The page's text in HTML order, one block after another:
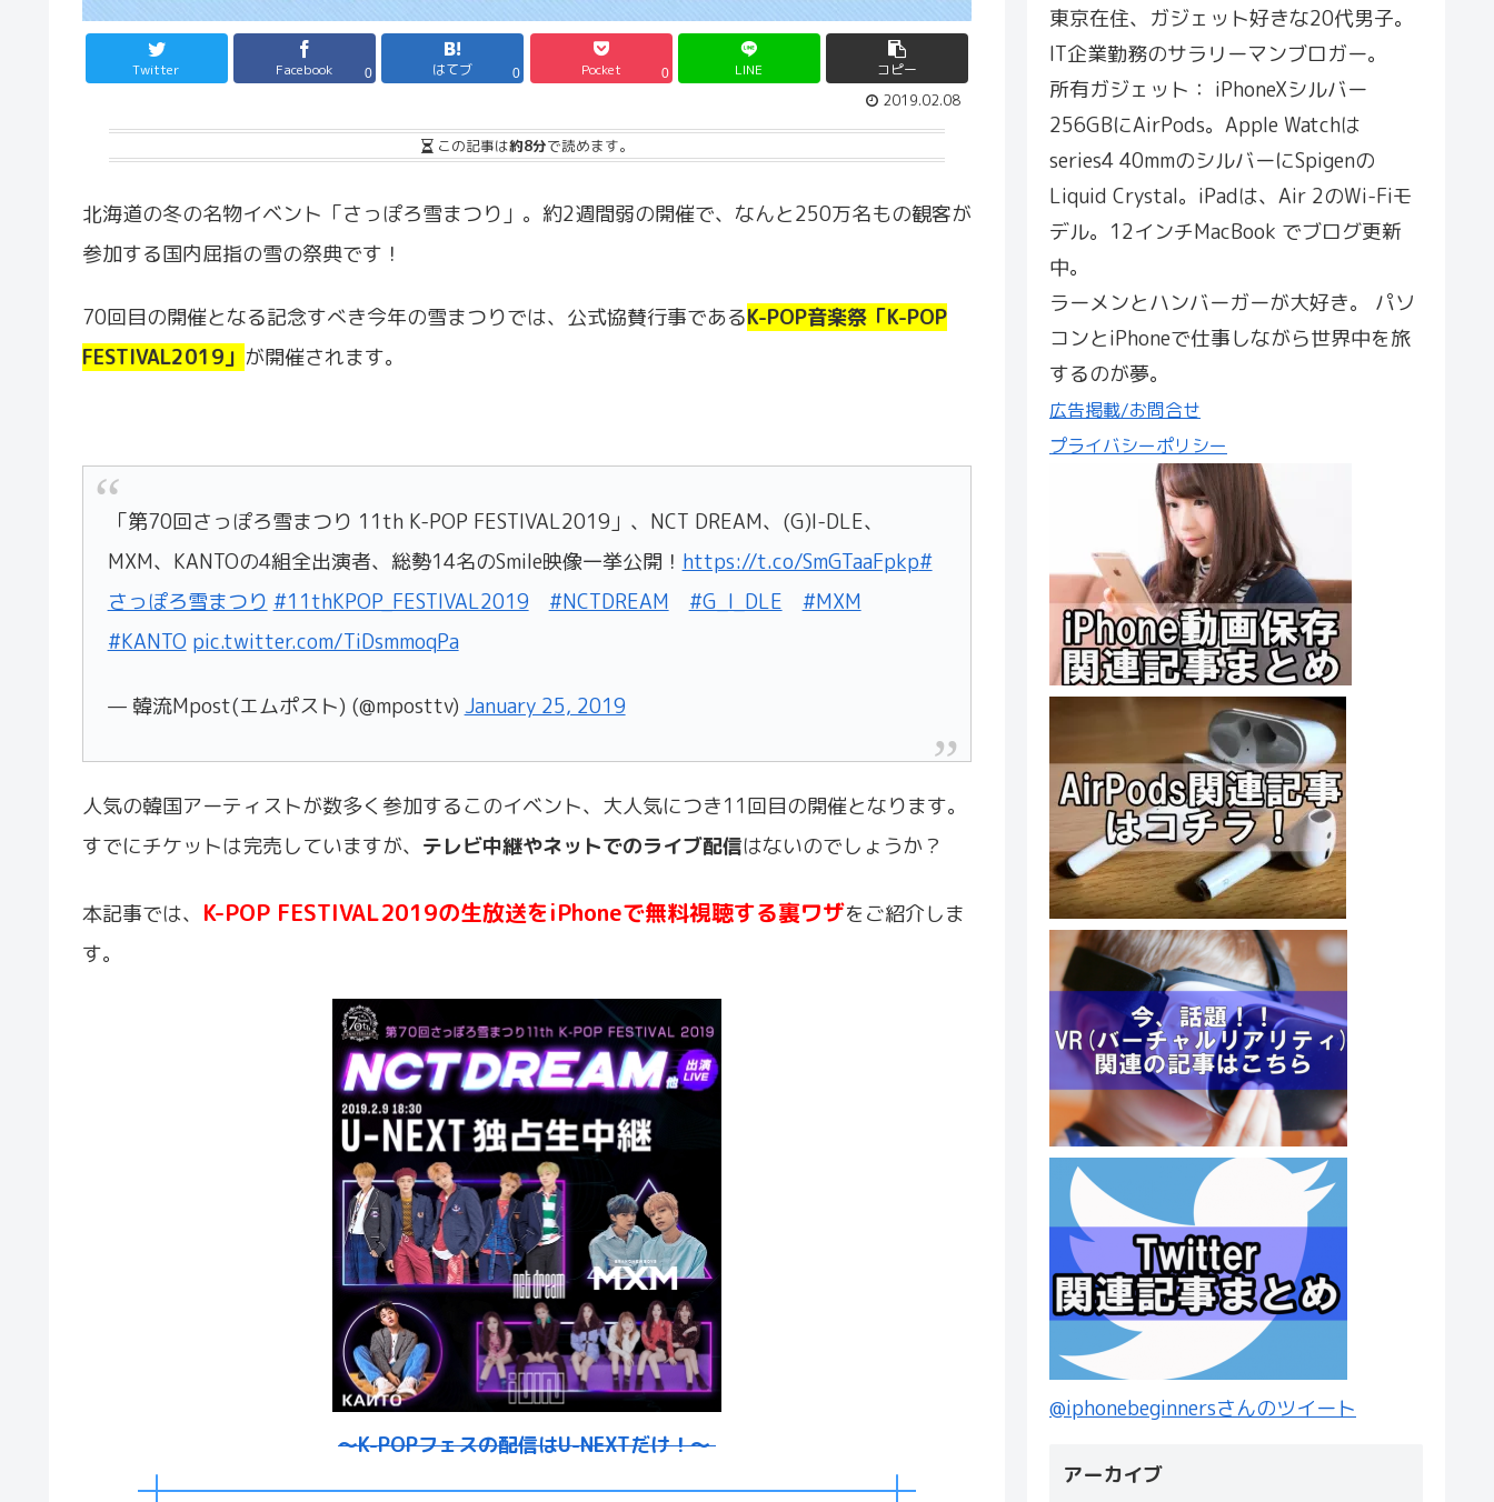
Twitter Facebook 0 はてブ 0 Pocket 0 LINE コピー
2019.02.08
この記事は約8分で読めます。
北海道の冬の名物イベント「さっぽろ雪まつり」。約2週間弱の開催で、なんと250万名もの観客が
参加する国内屈指の雪の祭典です！
70回目の開催となる記念すべき今年の雪まつりでは、公式協賛行事であるK-POP音楽祭「K-POP
FESTIVAL2019」 が開催されます。
「第70回さっぽろ雪まつり 11th K-POP FESTIVAL2019」、NCT DREAM、(G)I-DLE、
MXM、KANTOの4組全出演者、総勢14名のSmile映像一挙公開！ https://t.co/SmGTaaFpkp#
さっぽろ雪まつり #11thKPOP_FESTIVAL2019 #NCTDREAM #G_I_DLE
#MXM
#KANTO pic.twitter.com/TiDsmmoqPa
— 韓流Mpost(エムポスト) (@mposttv) January 25, 2019
人気の韓国アーティストが数多く参加するこのイベント、大人気につき11回目の開催となります。
すでにチケットは完売していますが、 テレビ中継やネットでのライブ配信はないのでしょうか？
本記事では、 K-POP FESTIVAL2019の生放送をiPhoneで無料視聴する裏ワザをご紹介しま
す。
～K-POPフェスの配信はU-NEXTだけ！～
東京在住、ガジェット好きな20代男子。
IT企業勤務のサラリーマンブロガー。
所有ガジェット： iPhoneXシルバー
256GBにAirPods。Apple Watchは
series4 40mmのシルバーにSpigenの
Liquid Crystal。iPadは、Air 2のWi-Fiモ
デル。12インチMacBook でブログ更新
中。
ラーメンとハンバーガーが大好き。 パソ
コンとiPhoneで仕事しながら世界中を旅
するのが夢。
広告掲載/お問合せ
プライバシーポリシー
@iphonebeginnersさんのツイート
アーカイブ